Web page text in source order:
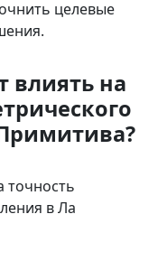
целевые
влиять на